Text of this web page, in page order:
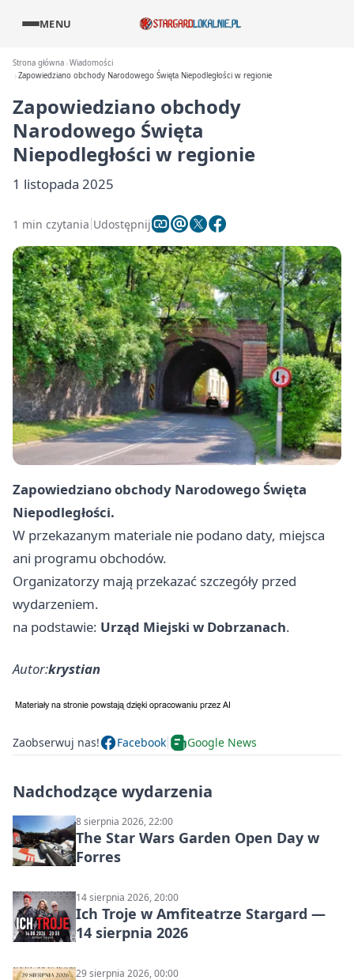
MENU
Strona główna Wiadomości
Zapowiedziano obchody Narodowego Święta Niepodległości w regionie
Zapowiedziano obchody
Narodowego Święta
Niepodległości w regionie
1 listopada 2025
1 min czytania Udostępnij
Zapowiedziano obchody Narodowego Święta
Niepodległości.
W przekazanym materiale nie podano daty, miejsca
ani programu obchodów.
Organizatorzy mają przekazać szczegóły przed
wydarzeniem.
na podstawie: Urząd Miejski w Dobrzanach.
Autor:krystian
Zaobserwuj nas! Facebook Google News
Nadchodzące wydarzenia
8 sierpnia 2026, 22:00
The Star Wars Garden Open Day w
Forres
14 sierpnia 2026, 20:00
Ich Troje w Amfiteatrze Stargard —
14 sierpnia 2026
29 sierpnia 2026, 00:00